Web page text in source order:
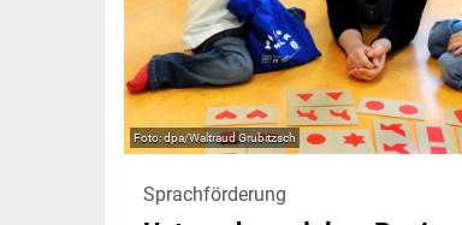
dpa/Waltraud Grubitzsch
Sprachförderung